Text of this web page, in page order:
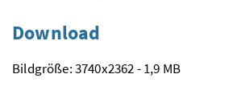
Download
Bildgröße: 3740x2362 - 1,9 MB